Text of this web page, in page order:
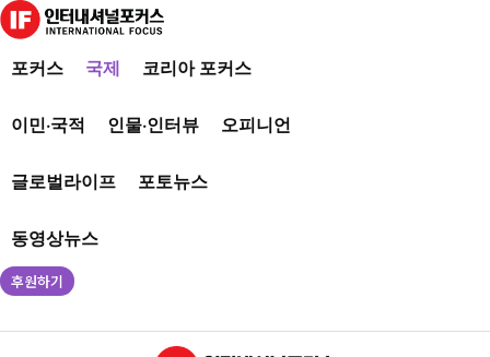
포커스 국제 코리아 포커스
이민·국적 인물·인터뷰 오피니언
글로벌라이프 포토뉴스
동영상뉴스
후원하기